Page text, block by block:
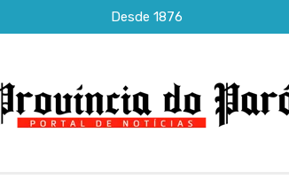
Desde 1876